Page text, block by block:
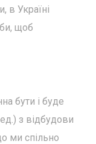
в Україні
щоб
бути і буде
з відбудови
ми спільно